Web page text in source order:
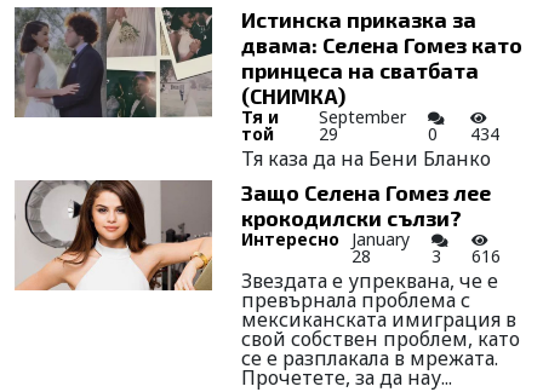
Истинска приказка за
двама: Селена Гомез като
принцеса на сватбата
(СНИМКА)
Тя и
той
September
29 0 434
Тя каза да на Бени Бланко
Защо Селена Гомез лее
крокодилски сълзи?
Интересно January
28 3 616
Звездата е упреквана, че е
превърнала проблема с
мексиканската имиграция в
свой собствен проблем, като
се е разплакала в мрежата.
Прочетете, за да нау...